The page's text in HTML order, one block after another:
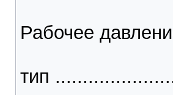
Рабочее
тип